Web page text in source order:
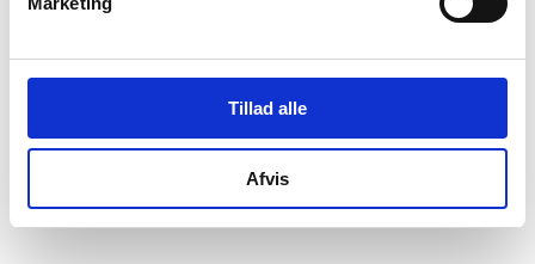
Tillad alle
Afvis
virksomheden.
virksomheden.
Damaseyo Holding ApStiltrådte som ejer 33,34 -